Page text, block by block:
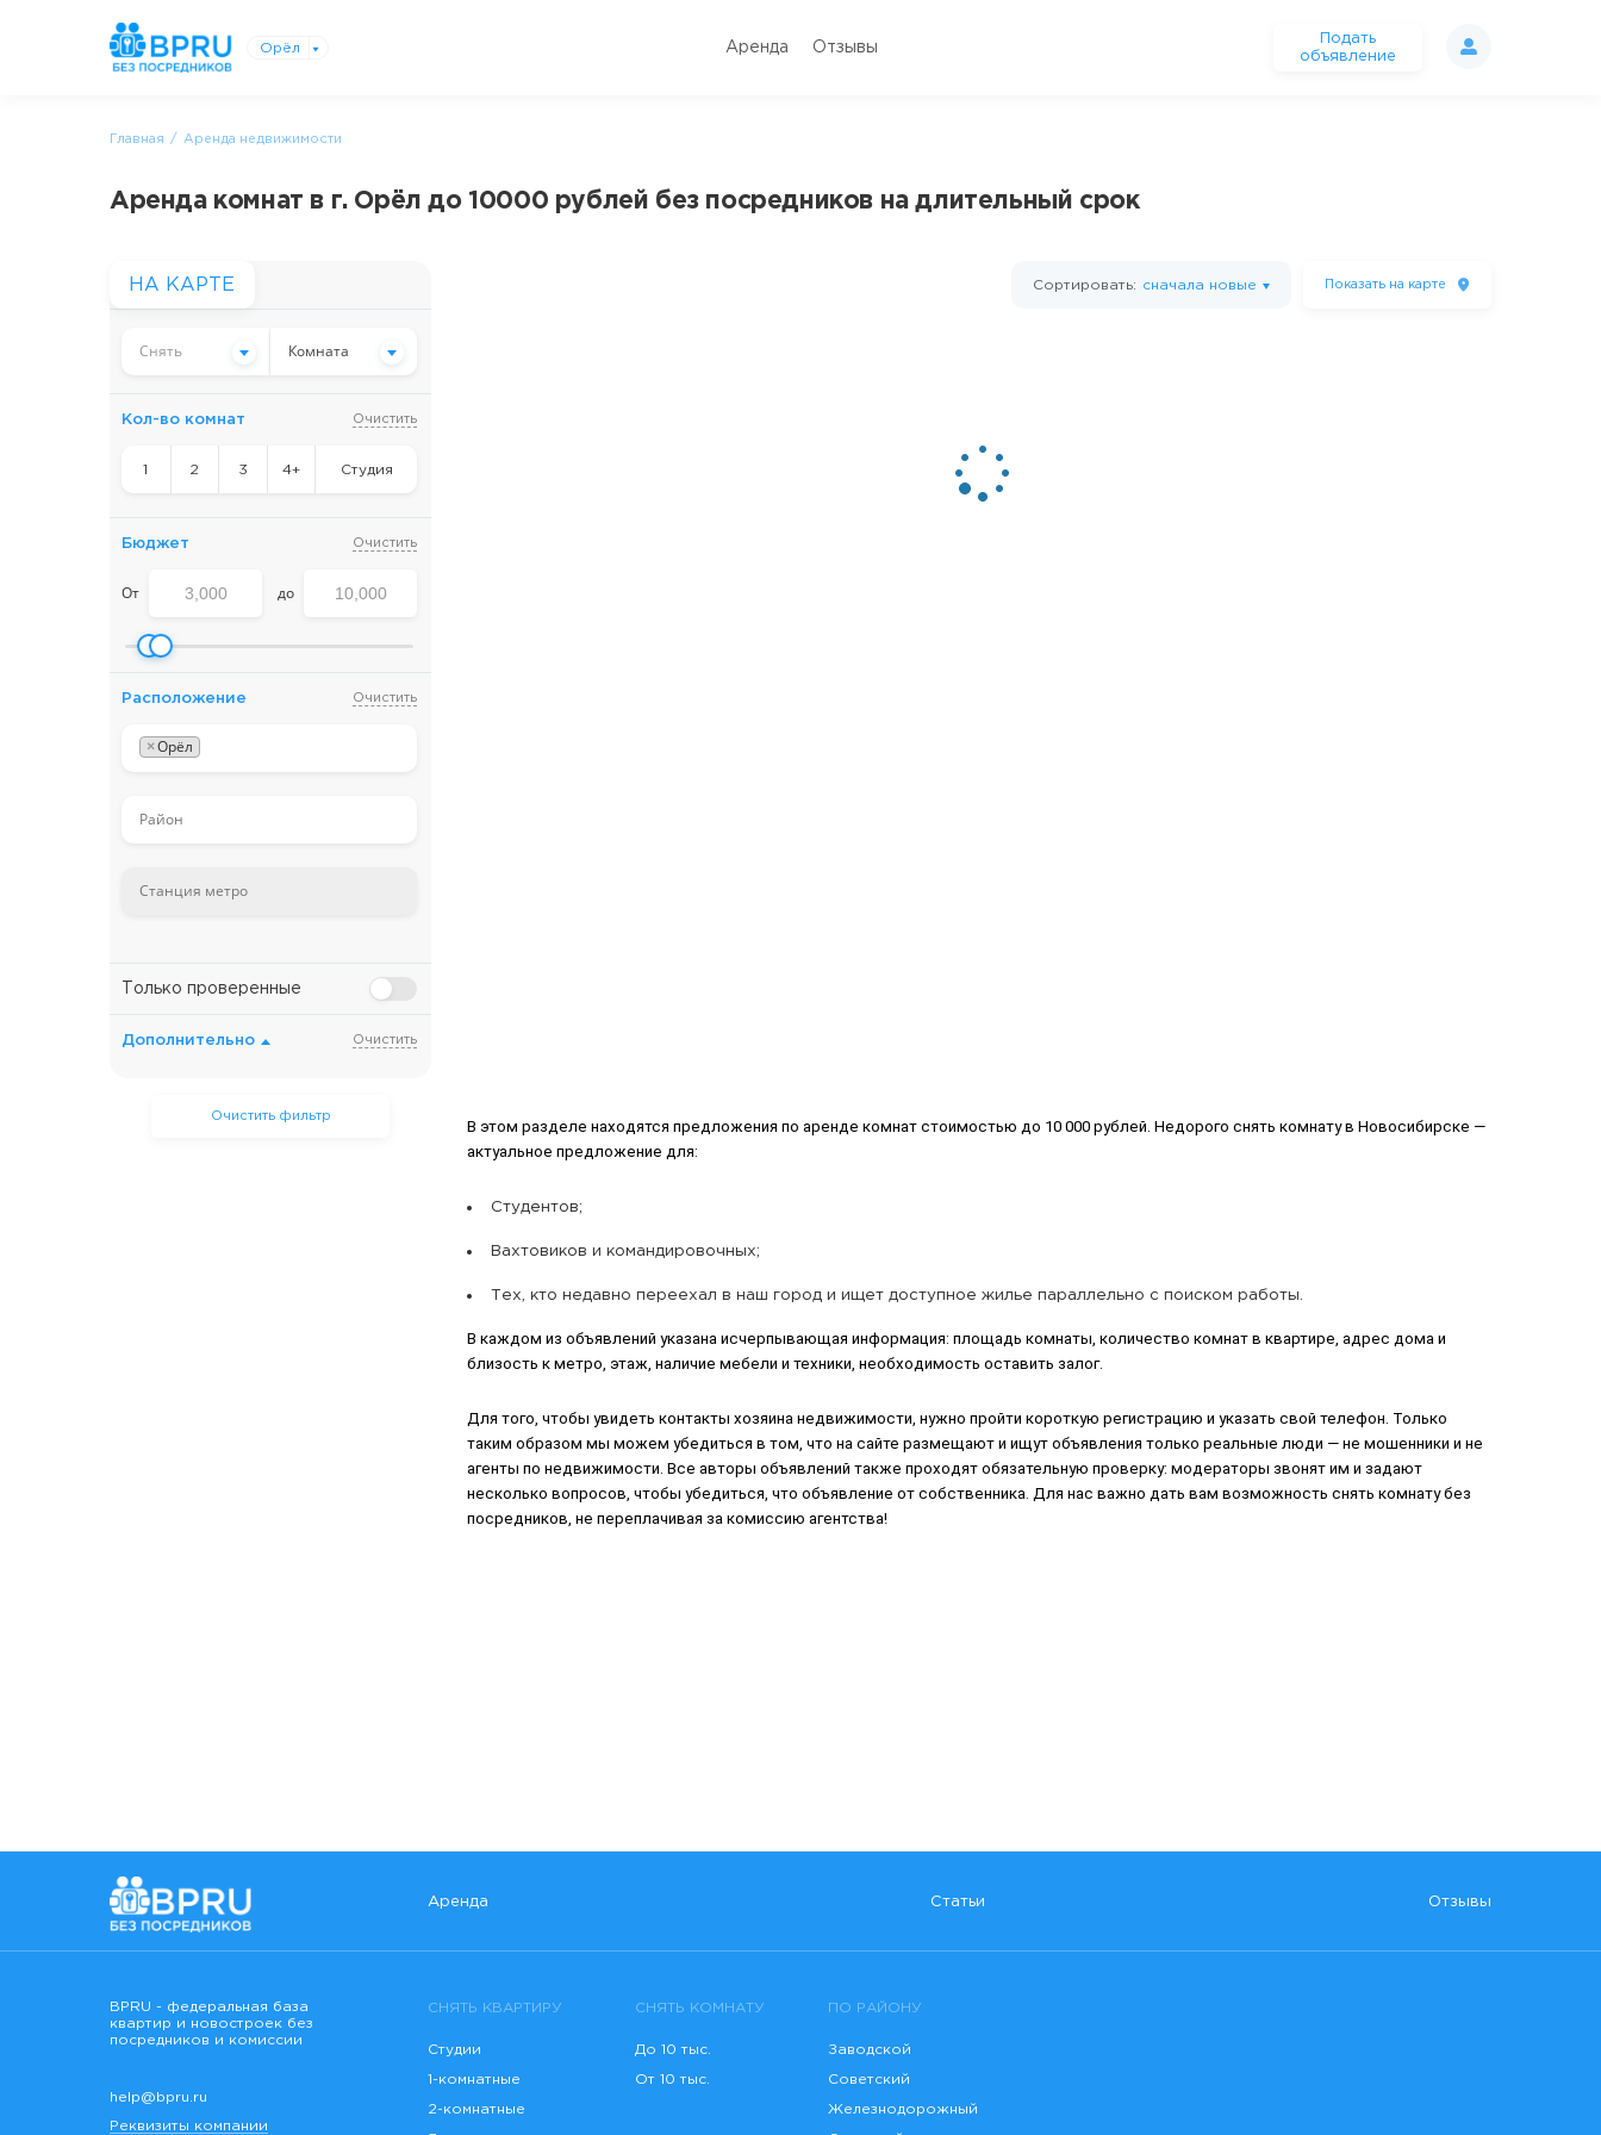
Орёл Аренда Отзывы
Подать
объявление
Главная Аренда недвижимости
Аренда комнат в г. Орёл до 10000 рублей без посредников на длительный срок
Снять Комната
Кол-во комнат Очистить
1 2 3 4+ Студия
Бюджет Очистить
От до
Расположение Очистить
×Орёл
Только проверенные
Дополнительно Очистить
НА КАРТЕ
Очистить фильтр
Сортировать: сначала новые Показать на карте
В этом разделе находятся предложения по аренде комнат стоимостью до 10 000 рублей. Недорого снять комнату в Новосибирске —
актуальное предложение для:
Студентов;
Вахтовиков и командировочных;
Тех, кто недавно переехал в наш город и ищет доступное жилье параллельно с поиском работы.
В каждом из объявлений указана исчерпывающая информация: площадь комнаты, количество комнат в квартире, адрес дома и
близость к метро, этаж, наличие мебели и техники, необходимость оставить залог.
Для того, чтобы увидеть контакты хозяина недвижимости, нужно пройти короткую регистрацию и указать свой телефон. Только
таким образом мы можем убедиться в том, что на сайте размещают и ищут объявления только реальные люди — не мошенники и не
агенты по недвижимости. Все авторы объявлений также проходят обязательную проверку: модераторы звонят им и задают
несколько вопросов, чтобы убедиться, что объявление от собственника. Для нас важно дать вам возможность снять комнату без
посредников, не переплачивая за комиссию агентства!
Аренда Статьи Отзывы
BPRU - федеральная база
квартир и новостроек без
посредников и комиссии
help@bpru.ru
Реквизиты компании
СНЯТЬ КВАРТИРУ
Студии
1-комнатные
2-комнатные
СНЯТЬ КОМНАТУ
До 10 тыс.
От 10 тыс.
ПО РАЙОНУ
Заводской
Советский
Железнодорожный